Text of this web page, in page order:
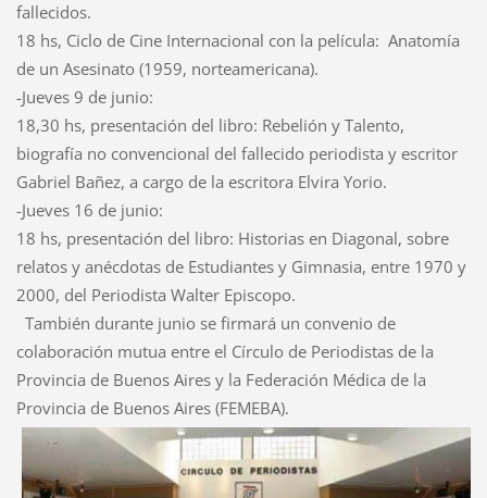
fallecidos.
18 hs, Ciclo de Cine Internacional con la película: Anatomía
de un Asesinato (1959, norteamericana).
-Jueves 9 de junio:
18,30 hs, presentación del libro: Rebelión y Talento,
biografía no convencional del fallecido periodista y escritor
Gabriel Bañez, a cargo de la escritora Elvira Yorio.
-Jueves 16 de junio:
18 hs, presentación del libro: Historias en Diagonal, sobre
relatos y anécdotas de Estudiantes y Gimnasia, entre 1970 y
2000, del Periodista Walter Episcopo.
También durante junio se firmará un convenio de
colaboración mutua entre el Círculo de Periodistas de la
Provincia de Buenos Aires y la Federación Médica de la
Provincia de Buenos Aires (FEMEBA).